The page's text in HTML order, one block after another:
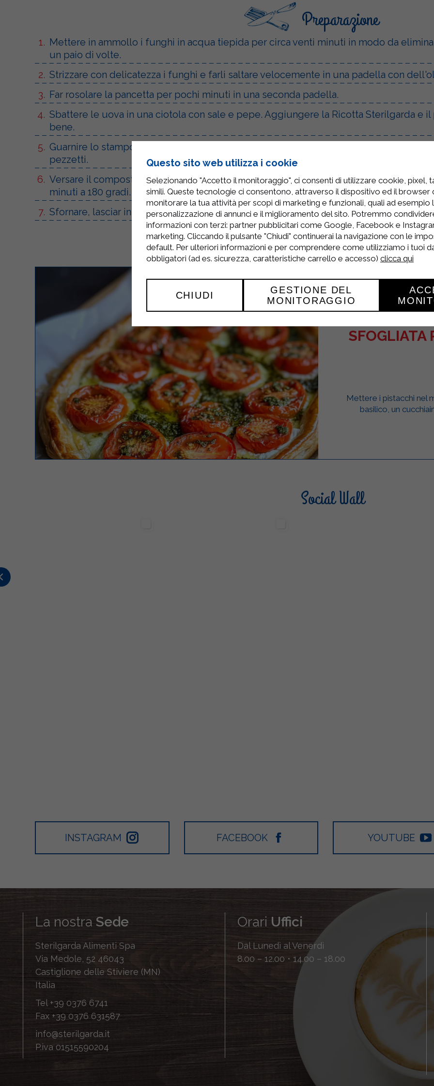
Preparazione
Mettere in ammollo i funghi in acqua tiepida per circa venti minuti in modo da
un paio di volte.
Strizzare con delicatezza i funghi e farli saltare velocemente in una padella con
Far rosolare la pancetta per pochi minuti in una seconda padella.
Sbattere le uova in una ciotola con sale e pepe. Aggiungere la Ricotta Sterilgarda e
bene.
Guarnire lo stampo da forno con della carta oleata e ricoprire con la pasta sfoglia
pezzetti.
Versare il composto di uova e formaggi sui funghi e la pancetta, arrotolare i bordi
minuti a 180 gradi.
Sfornare, lasciar intiepidire e servire.
SFOGLIATA
Mettere i pistacchi nel
basilico, un
Social Wall
INSTAGRAM FACEBOOK YOUTUBE
La nostra Sede
Sterilgarda Alimenti Spa
Via Medole, 52 46043
Castiglione delle Stiviere (MN)
Italia
Tel +39 0376 6741
Fax +39 0376 631587
info@sterilgarda.it
P.iva 01515590204
Orari Uffici
Dal Lunedì al Venerdì
8.00 – 12.00 • 14.00 – 18.00
Questo sito web utilizza i cookie
Selezionando "Accetto il monitoraggio", ci consenti di utilizzare cookie, pixel,
simili. Queste tecnologie ci consentono, attraverso il dispositivo ed il browser
monitorare la tua attività per scopi di marketing e funzionali, quali ad esempio
personalizzazione di annunci e il miglioramento del sito. Potremmo
informazioni con terzi: partner pubblicitari come Google, Facebook e
marketing. Cliccando il pulsante "Chiudi" continuerai la navigazione con le
default. Per ulteriori informazioni e per comprendere come utilizziamo i tuoi
obbligatori (ad es. sicurezza, caratteristiche carrello e accesso) clicca qui
CHIUDI
GESTIONE DEL
MONITORAGGIO